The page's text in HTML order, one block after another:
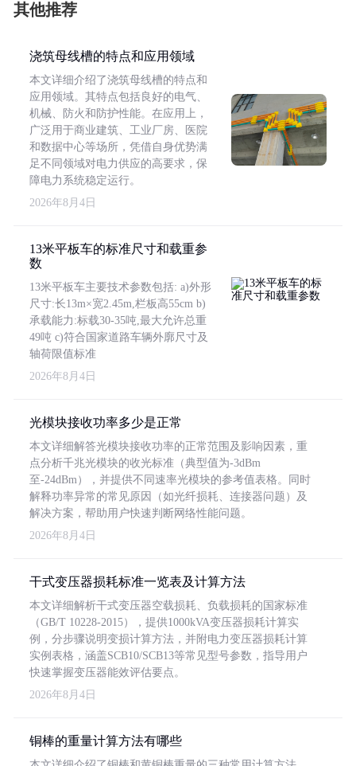
其他推荐
浇筑母线槽的特点和应用领域
本文详细介绍了浇筑母线槽的特点和
应用领域。其特点包括良好的电气、
机械、防火和防护性能。在应用上，
广泛用于商业建筑、工业厂房、医院
和数据中心等场所，凭借自身优势满
足不同领域对电力供应的高要求，保
障电力系统稳定运行。
2026年8月4日
13米平板车的标准尺寸和载重参
数
13米平板车主要技术参数包括: a)外形
尺寸:长13m×宽2.45m,栏板高55cm b)
承载能力:标载30-35吨,最大允许总重
49吨 c)符合国家道路车辆外廓尺寸及
轴荷限值标准
2026年8月4日
光模块接收功率多少是正常
本文详细解答光模块接收功率的正常范围及影响因素，重
点分析千兆光模块的收光标准（典型值为-3dBm
至-24dBm），并提供不同速率光模块的参考值表格。同时
解释功率异常的常见原因（如光纤损耗、连接器问题）及
解决方案，帮助用户快速判断网络性能问题。
2026年8月4日
干式变压器损耗标准一览表及计算方法
本文详细解析干式变压器空载损耗、负载损耗的国家标准
（GB/T 10228-2015），提供1000kVA变压器损耗计算实
例，分步骤说明变损计算方法，并附电力变压器损耗计算
实例表格，涵盖SCB10/SCB13等常见型号参数，指导用户
快速掌握变压器能效评估要点。
2026年8月4日
铜棒的重量计算方法有哪些